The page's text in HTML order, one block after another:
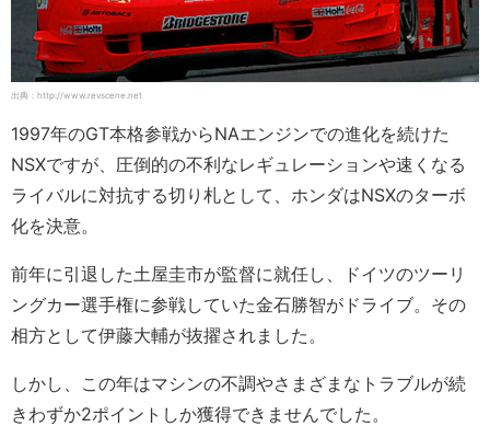
出典：http://www.revscene.net
1997年のGT本格参戦からNAエンジンでの進化を続けた
NSXですが、圧倒的の不利なレギュレーションや速くなる
ライバルに対抗する切り札として、ホンダはNSXのターボ
化を決意。
前年に引退した土屋圭市が監督に就任し、ドイツのツーリ
ングカー選手権に参戦していた金石勝智がドライブ。その
相方として伊藤大輔が抜擢されました。
しかし、この年はマシンの不調やさまざまなトラブルが続
きわずか2ポイントしか獲得できませんでした。